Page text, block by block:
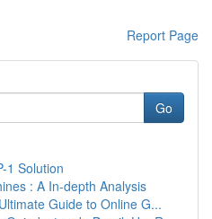
Report Page
Go
1 Solution
: A In-depth Analysis
Guide to Online G...